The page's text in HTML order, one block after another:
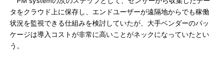
タをクラウド上に保存し、エンドユーザーが遠隔地からでも稼働
状況を監視できる仕組みを検討していたが、大手ベンダーのパッ
ケージは導入コストが非常に高いことがネックになっていたとい
う。